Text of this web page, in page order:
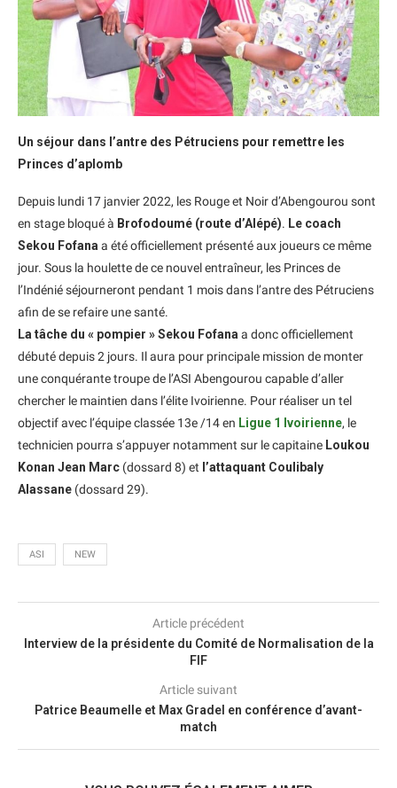
Un séjour dans l’antre des Pétruciens pour remettre les
Princes d’aplomb
Depuis lundi 17 janvier 2022, les Rouge et Noir d’Abengourou sont
en stage bloqué à Brofodoumé (route d’Alépé). Le coach
Sekou Fofanaa été officiellement présenté aux joueurs ce même
jour. Sous la houlette de ce nouvel entraîneur, les Princes de
l’Indénié séjourneront pendant 1 mois dans l’antre des Pétruciens
afin de se refaire une santé.
La tâche du « pompier » Sekou Fofanaa donc officiellement
débuté depuis 2 jours. Il aura pour principale mission de monter
une conquérante troupe de l’ASI Abengourou capable d’aller
chercher le maintien dans l’élite Ivoirienne. Pour réaliser un tel
objectif avec l’équipe classée 13e /14 en Ligue 1 Ivoirienne, le
technicien pourra s’appuyer notamment sur le capitaine Loukou
Konan Jean Marc (dossard 8) et l’attaquant Coulibaly
Alassane (dossard 29).
ASI NEW
Article précédent
Interview de la présidente du Comité de Normalisation de la
FIF
Article suivant
Patrice Beaumelle et Max Gradel en conférence d’avant-
match